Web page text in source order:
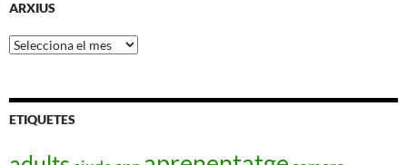
ARXIUS
Arxius
ETIQUETES